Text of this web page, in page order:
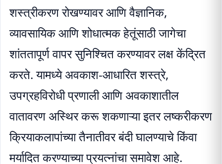
शस्त्रीकरण रोखण्यावर आणि वैज्ञानिक,
व्यावसायिक आणि शोधात्मक हेतूंसाठी जागेचा
शांततापूर्ण वापर सुनिश्चित करण्यावर लक्ष केंद्रित
करते. यामध्ये अवकाश-आधारित शस्त्रे,
उपग्रहविरोधी प्रणाली आणि अवकाशातील
वातावरण अस्थिर करू शकणाऱ्या इतर लष्करीकरण
क्रियाकलापांच्या तैनातीवर बंदी घालण्याचे किंवा
मर्यादित करण्याच्या प्रयत्नांचा समावेश आहे.